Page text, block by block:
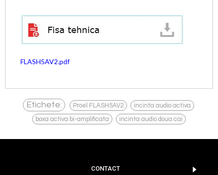
FLASH5AV2.pdf
Etichete: Proel FLASH5AV2 , incinta audio activa ,
boxa activa bi-amplificata incinta audio doua cai
CONTACT